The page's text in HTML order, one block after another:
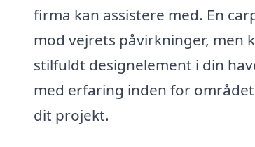
firma kan assistere med. En
mod vejrets påvirkninger, men
stilfuldt designelement i din
med erfaring inden for
dit projekt.